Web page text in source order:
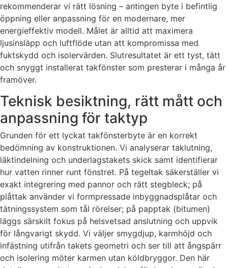
rekommenderar vi rätt lösning – antingen byte i befintlig
öppning eller anpassning för en modernare, mer
energieffektiv modell. Målet är alltid att maximera
ljusinsläpp och luftflöde utan att kompromissa med
fuktskydd och isolervärden. Slutresultatet är ett tyst, tätt
och snyggt installerat takfönster som presterar i många år
framöver.
Teknisk besiktning, rätt mått och
anpassning för taktyp
Grunden för ett lyckat takfönsterbyte är en korrekt
bedömning av konstruktionen. Vi analyserar taklutning,
läktindelning och underlagstakets skick samt identifierar
hur vatten rinner runt fönstret. På tegeltak säkerställer vi
exakt integrering med pannor och rätt stegbleck; på
plåttak använder vi formpressade inbyggnadsplåtar och
tätningssystem som tål rörelser; på papptak (bitumen)
läggs särskilt fokus på helsvetsad anslutning och uppvik
för långvarigt skydd. Vi väljer smygdjup, karmhöjd och
infästning utifrån takets geometri och ser till att ångspärr
och isolering möter karmen utan köldbryggor. Den här